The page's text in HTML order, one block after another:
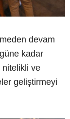
devam
kadar
nitelikli ve
geliştirmeyi